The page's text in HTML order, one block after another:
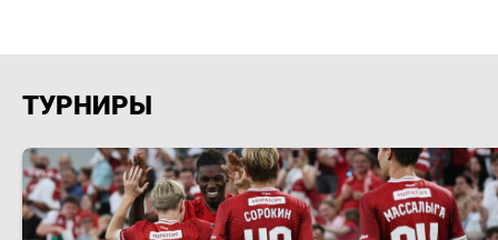
ТУРНИРЫ